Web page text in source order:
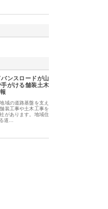
ンスロードが山
がける舗装土木
域の道路基盤を支え
装工事や土木工事を
があります。地域住
道…